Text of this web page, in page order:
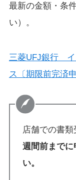
最新の金額・条
い）。
三菱UFJ銀行 イ
ス〔期限前完済申
店舗での書類
週間前までに
い。